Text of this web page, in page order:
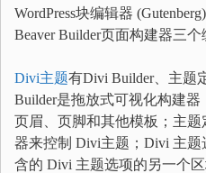
WordPress块编辑器
Beaver Builder页面构建器三个
Divi主题有Divi Builder、主题
Builder是拖放式可视化构建
页眉、页脚和其他模板；主
器来控制 Divi主题；Divi 主
含的 Divi 主题选项的另一个区